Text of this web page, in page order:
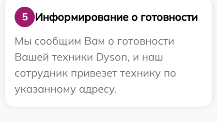
5
Информирование о готовности
Мы сообщим Вам о готовности
Вашей техники Dyson, и наш
сотрудник привезет технику по
указанному адресу.